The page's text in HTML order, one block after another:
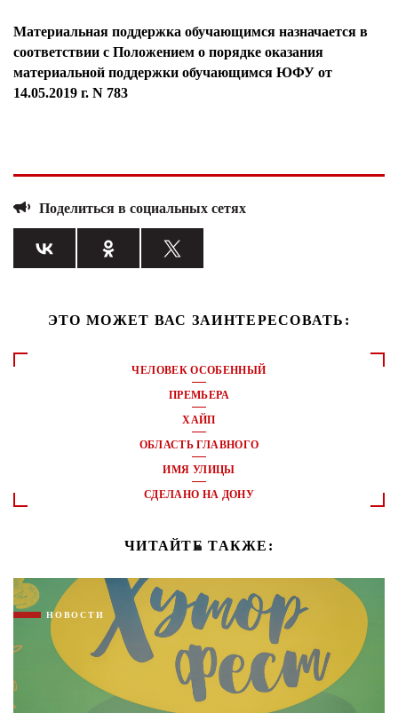
Материальная поддержка обучающимся назначается в
соответствии с Положением о порядке оказания
материальной поддержки обучающимся ЮФУ от
14.05.2019 г. N 783
Поделиться в социальных сетях
ЭТО МОЖЕТ ВАС ЗАИНТЕРЕСОВАТЬ:
ЧЕЛОВЕК ОСОБЕННЫЙ
ПРЕМЬЕРА
ХАЙП
ОБЛАСТЬ ГЛАВНОГО
ИМЯ УЛИЦЫ
СДЕЛАНО НА ДОНУ
ЧИТАЙТЕ ТАКЖЕ:
НОВОСТИ